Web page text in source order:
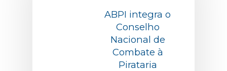
ABPI integra o
Conselho
Nacional de
Combate à
Pirataria